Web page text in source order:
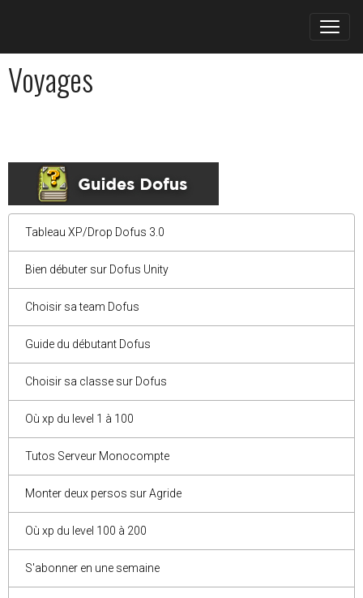
Voyages
Tableau XP/Drop Dofus 3.0
Bien débuter sur Dofus Unity
Choisir sa team Dofus
Guide du débutant Dofus
Choisir sa classe sur Dofus
Où xp du level 1 à 100
Tutos Serveur Monocompte
Monter deux persos sur Agride
Où xp du level 100 à 200
S'abonner en une semaine